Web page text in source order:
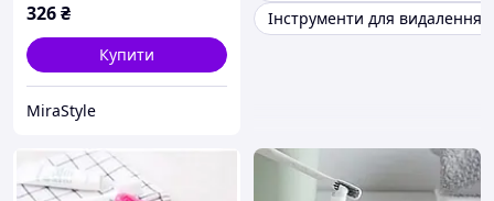
326₴
Купити
MiraStyle
Інструменти для видалення